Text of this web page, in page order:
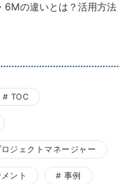
の違いとは？活用方法
TOC
ロジェクトマネージャー
ント 事例